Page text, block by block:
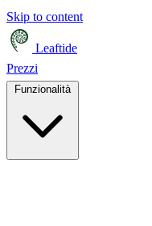
Skip to content
Leaftide
Prezzi
Funzionalità